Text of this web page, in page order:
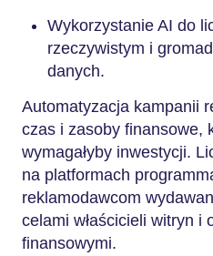
Wykorzystanie AI do
rzeczywistym i
danych.
Automatyzacja kampanii
czas i zasoby finansowe,
wymagałyby inwestycji.
na platformach
reklamodawcom
celami właścicieli witryn i
finansowymi.